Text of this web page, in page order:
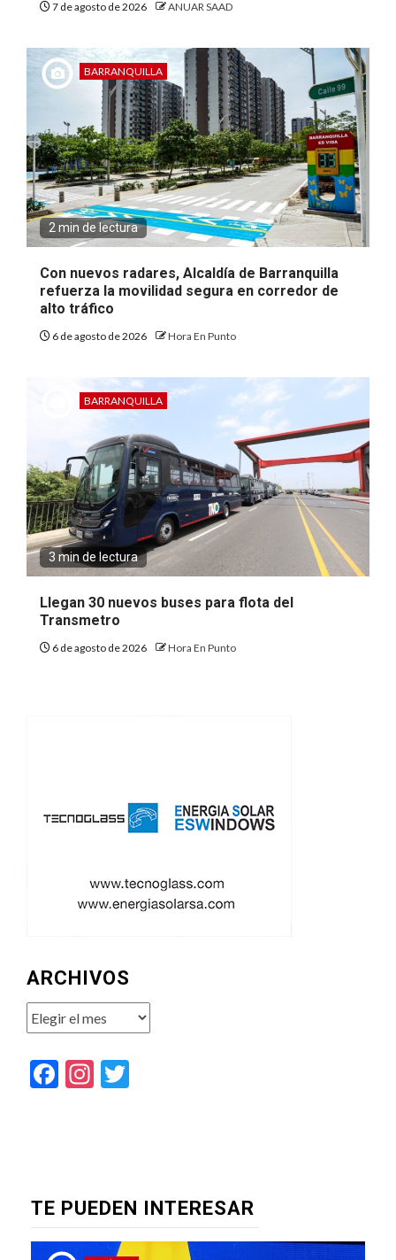
7 de agosto de 2026 ANUAR SAAD
BARRANQUILLA
2 min de lectura
Con nuevos radares, Alcaldía de Barranquilla
refuerza la movilidad segura en corredor de
alto tráfico
6 de agosto de 2026 Hora En Punto
BARRANQUILLA
3 min de lectura
Llegan 30 nuevos buses para flota del
Transmetro
6 de agosto de 2026 Hora En Punto
ARCHIVOS
Archivos
Facebook
Instagram
TE PUEDEN INTERESAR